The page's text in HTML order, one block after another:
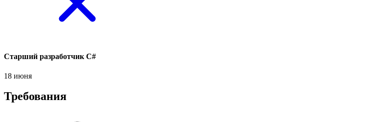
Старший разработчик C#
18 июня
Требования